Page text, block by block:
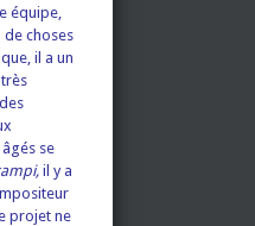
équipe,
de choses
il a un
se
il y a
projet ne